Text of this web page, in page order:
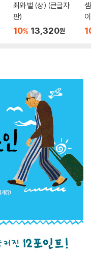
죄와 벌 (상) (큰글자
판)
10% 13,320원